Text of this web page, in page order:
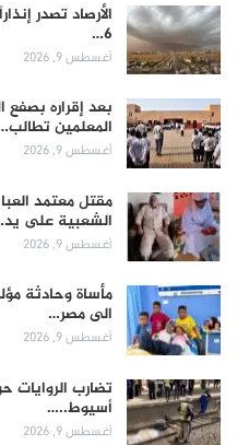
الأرصاد تصدر
6…
أغسطس 9, 2026
بعد إقراره بصفع
المعلمين
أغسطس 9, 2026
مقتل معتمد
الشعبية على
أغسطس 9, 2026
مأساة وحادثة
الى مصر…
أغسطس 9, 2026
تضارب
أسيوط..…
أغسطس 9, 2026